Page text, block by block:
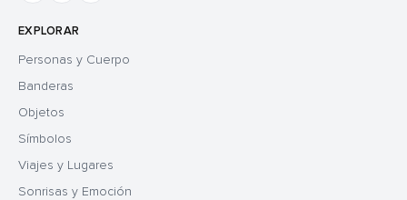
EXPLORAR
Personas y Cuerpo
Banderas
Objetos
Símbolos
Viajes y Lugares
Sonrisas y Emoción